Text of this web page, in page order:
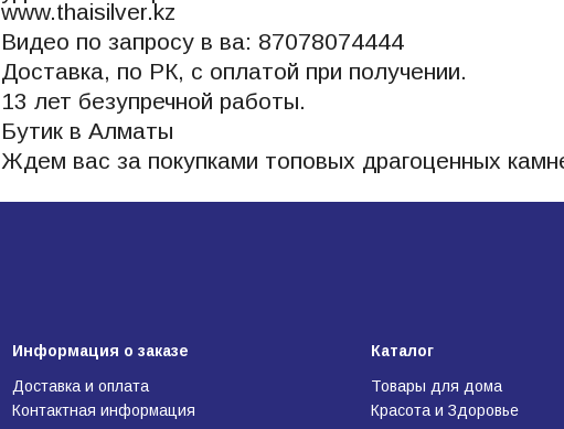
www.thaisilver.kz
Видео по запросу в ва: 87078074444
Доставка, по РК, с оплатой при получении.
13 лет безупречной работы.
Бутик в Алматы
Ждем вас за покупками топовых драгоценных
Информация о заказе
Доставка и оплата
Контактная информация
Каталог
Товары для дома
Красота и Здоровье